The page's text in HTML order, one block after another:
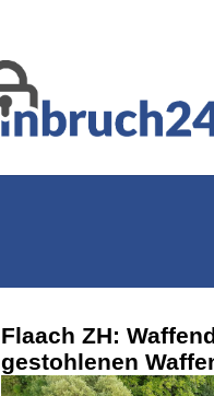
Flaach ZH:
gestohlenen